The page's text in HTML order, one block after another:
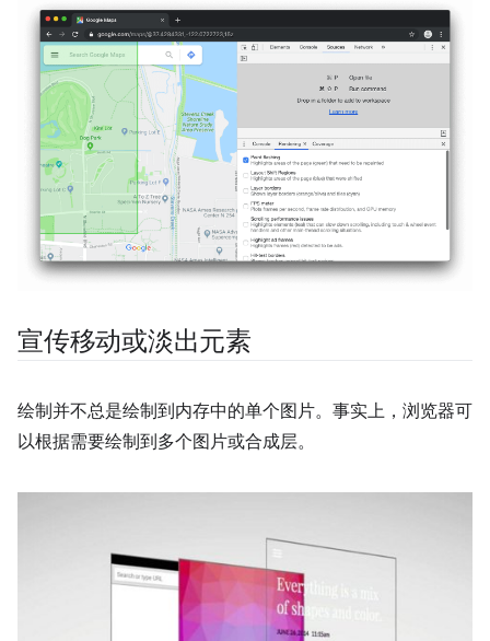
宣传移动或淡出元素
绘制并不总是绘制到内存中的单个图片。事实上，浏览器可
以根据需要绘制到多个图片或合成层。